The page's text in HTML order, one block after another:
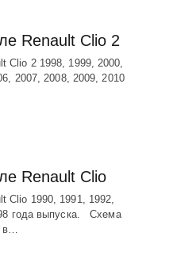
Renault Clio 2
Clio 2 1998, 1999, 2000,
2007, 2008, 2009, 2010
Renault Clio
Clio 1990, 1991, 1992,
года выпуска. Схема
в…